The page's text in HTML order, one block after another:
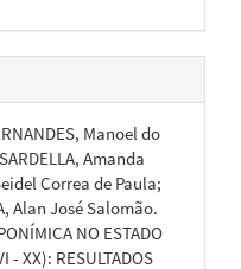
Manoel do
Amanda
Correa de Paula;
Alan José Salomão.
NO ESTADO
- XX): RESULTADOS